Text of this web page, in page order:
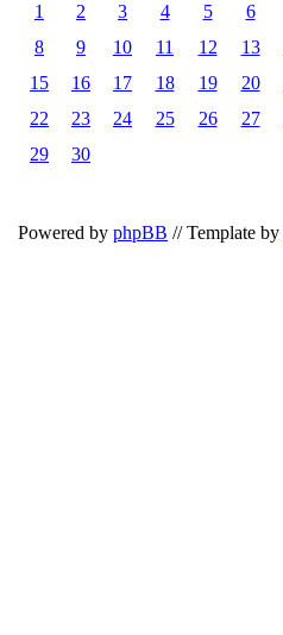
1
2 3 4 5 6
8
9 10 11 12 13
15
16 17 18 19 20
22
23 24 25 26 27
29
30
Powered by phpBB // Template by